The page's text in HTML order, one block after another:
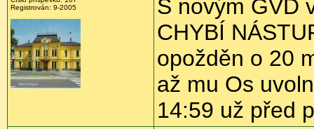
Registrován: 9-2005
S novým GVD
CHYBÍ
opožděn o 20
až mu Os
14:59 už před